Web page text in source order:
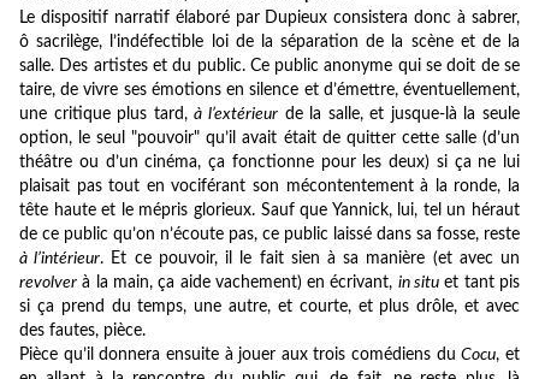
Le dispositif narratif élaboré par Dupieux consistera donc à sabrer,
ô sacrilège, l’indéfectible loi de la séparation de la scène et de la
salle. Des artistes et du public. Ce public anonyme qui se doit de se
taire, de vivre ses émotions en silence et d’émettre, éventuellement,
une critique plus tard,à l’extérieurde la salle, et jusque-là la seule
option, le seul "pouvoir" qu’il avait était de quitter cette salle (d’un
théâtre ou d’un cinéma, ça fonctionne pour les deux) si ça ne lui
plaisait pas tout en vociférant son mécontentement à la ronde, la
tête haute et le mépris glorieux. Sauf que Yannick, lui, tel un héraut
de ce public qu’on n’écoute pas, ce public laissé dans sa fosse, reste
à l’intérieur. Et ce pouvoir, il le fait sien à sa manière (et avec un
revolver à la main, ça aide vachement) en écrivant, in situ et tant pis
si ça prend du temps, une autre, et courte, et plus drôle, et avec
des fautes, pièce.
Pièce qu’il donnera ensuite à jouer aux trois comédiens duCocu, et